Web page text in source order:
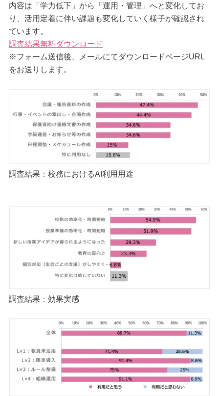
内容は「学力低下」から「運用・管理」へと変化してお
り、活用定着に伴い課題も変化していく様子が確認され
ています。
調査結果無料ダウンロード
※フォーム送信後、メールにてダウンロードページURL
をお送りします。
調査結果：校務におけるAI利用用途
調査結果：効果実感